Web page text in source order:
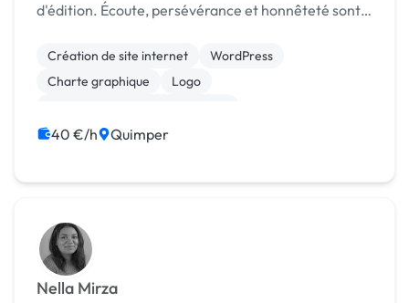
d'édition. Écoute, persévérance et honnêteté sont
de visuels destinés à l'impression (livres, aff...
Création de site internet
WordPress
Charte graphique
Logo
40 €/h Quimper
Nella Mirza